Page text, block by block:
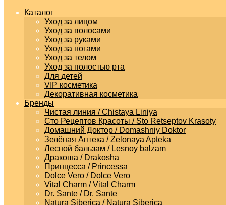
Каталог
Уход за лицом
Уход за волосами
Уход за руками
Уход за ногами
Уход за телом
Уход за полостью рта
Для детей
VIP косметика
Декоративная косметика
Бренды
Чистая линия / Chistaya Liniya
Сто Рецептов Красоты / Sto Retseptov Krasoty
Домашний Доктор / Domashniy Doktor
Зелёная Аптека / Zelonaya Apteka
Лесной бальзам / Lesnoy balzam
Дракоша / Drakosha
Принцесса / Princessa
Dolce Vero / Dolce Vero
Vital Charm / Vital Charm
Dr. Sante / Dr. Sante
Natura Siberica / Natura Siberica